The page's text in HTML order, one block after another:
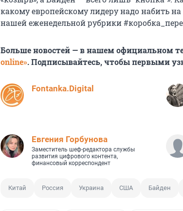
какому европейскому лидеру надо набить на
нашей еженедельной рубрики
Больше новостей — в нашем официальном
online». Подписывайтесь, чтобы первыми
Fontanka.Digital
Евгения Горбунова
Заместитель шеф-редактора службы
развития цифрового контента,
финансовый корреспондент
Китай Россия Украина США Байден